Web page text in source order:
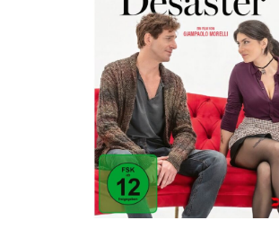
LIEBE, SEX UND ANDERE
DESASTER
ALL ·Humor·Romantik